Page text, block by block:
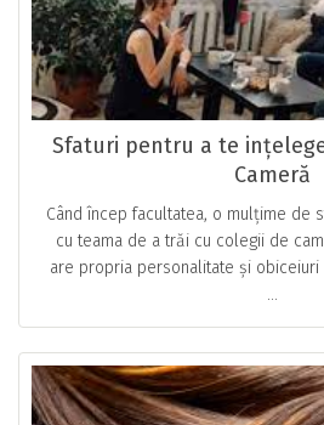
Sfaturi pentru a te
Cameră
Când încep facultatea, o mulțime de
cu teama de a trăi cu colegii de
are propria personalitate și
...